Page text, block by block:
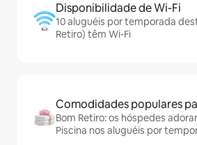
Disponibilidade de Wi-Fi
10 aluguéis por temporada
Retiro) têm Wi-Fi
Comodidades populares
Bom Retiro: os hóspedes
Piscina nos aluguéis por